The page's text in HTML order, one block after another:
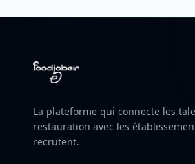
La plateforme qui connecte les
restauration avec les
recrutent.